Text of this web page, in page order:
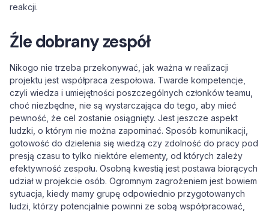
reakcji.
Źle dobrany zespół
Nikogo nie trzeba przekonywać, jak ważna w realizacji
projektu jest współpraca zespołowa. Twarde kompetencje,
czyli wiedza i umiejętności poszczególnych członków teamu,
choć niezbędne, nie są wystarczająca do tego, aby mieć
pewność, że cel zostanie osiągnięty. Jest jeszcze aspekt
ludzki, o którym nie można zapominać. Sposób komunikacji,
gotowość do dzielenia się wiedzą czy zdolność do pracy pod
presją czasu to tylko niektóre elementy, od których zależy
efektywność zespołu. Osobną kwestią jest postawa biorących
udział w projekcie osób. Ogromnym zagrożeniem jest bowiem
sytuacja, kiedy mamy grupę odpowiednio przygotowanych
ludzi, którzy potencjalnie powinni ze sobą współpracować,